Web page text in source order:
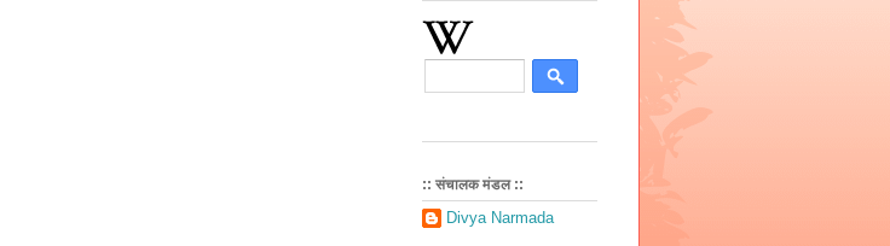
:: संचालक मंडल ::
Divya Narmada